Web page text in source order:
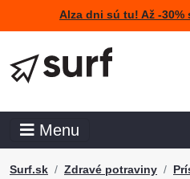
Alza dni sú tu! Až -30%
Menu
Surf.sk Zdravé potraviny